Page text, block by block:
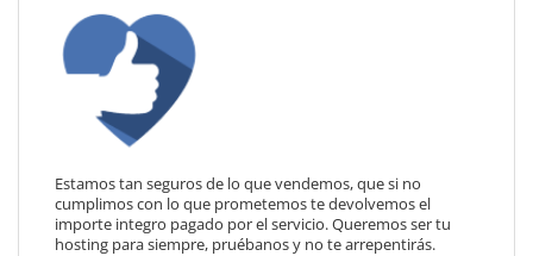
Estamos tan seguros de lo que vendemos, que si no
cumplimos con lo que prometemos te devolvemos el
importe integro pagado por el servicio. Queremos ser tu
hosting para siempre, pruébanos y no te arrepentirás.